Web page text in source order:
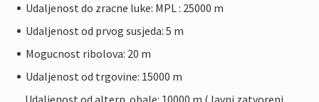
Udaljenost do zracne luke: MPL : 25000 m
Udaljenost od prvog susjeda: 5 m
Mogucnost ribolova: 20 m
Udaljenost od trgovine: 15000 m